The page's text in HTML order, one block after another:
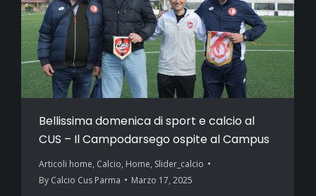
Bellissima domenica di sport e calcio al
CUS – Il Campodarsego ospite al Campus
Articoli home, Calcio, Home, Slider_calcio
By Calcio Cus Parma Marzo 17, 2025